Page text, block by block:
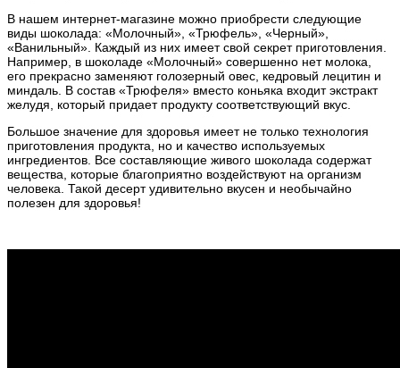
В нашем интернет-магазине можно приобрести следующие
виды шоколада: «Молочный», «Трюфель», «Черный»,
«Ванильный». Каждый из них имеет свой секрет приготовления.
Например, в шоколаде «Молочный» совершенно нет молока,
его прекрасно заменяют голозерный овес, кедровый лецитин и
миндаль. В состав «Трюфеля» вместо коньяка входит экстракт
желудя, который придает продукту соответствующий вкус.
Большое значение для здоровья имеет не только технология
приготовления продукта, но и качество используемых
ингредиентов. Все составляющие живого шоколада содержат
вещества, которые благоприятно воздействуют на организм
человека. Такой десерт удивительно вкусен и необычайно
полезен для здоровья!